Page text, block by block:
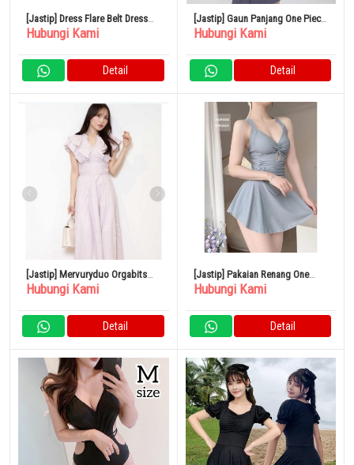
[Jastip] Dress Flare Belt Dress
Kuning Mercury Duo
Hubungi Kami
Detail
[Jastip] Gaun Panjang One Piece
Mercury Duo
Hubungi Kami
Detail
[Jastip] Mervuryduo Orgabits
Volume Ruffle Dress
Hubungi Kami
Detail
[Jastip] Pakaian Renang One
Piece Resor
Hubungi Kami
Detail